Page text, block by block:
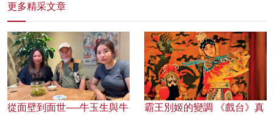
更多精采文章
從面壁到面世──牛玉生與牛
霸王別姬的變調 《戲台》真